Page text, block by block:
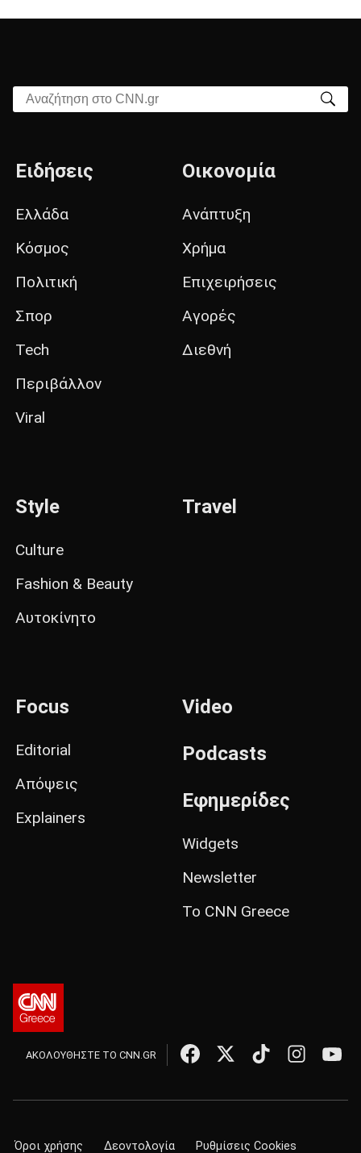
Αναζήτηση στο CNN.gr
Ειδήσεις
Ελλάδα
Κόσμος
Πολιτική
Σπορ
Tech
Περιβάλλον
Viral
Οικονομία
Ανάπτυξη
Χρήμα
Επιχειρήσεις
Αγορές
Διεθνή
Style
Culture
Fashion & Beauty
Αυτοκίνητο
Travel
Focus
Editorial
Απόψεις
Explainers
Video
Podcasts
Εφημερίδες
Widgets
Newsletter
Το CNN Greece
ΑΚΟΛΟΥΘΗΣΤΕ ΤΟ CNN.GR
Όροι χρήσης Δεοντολογία Ρυθμίσεις Cookies